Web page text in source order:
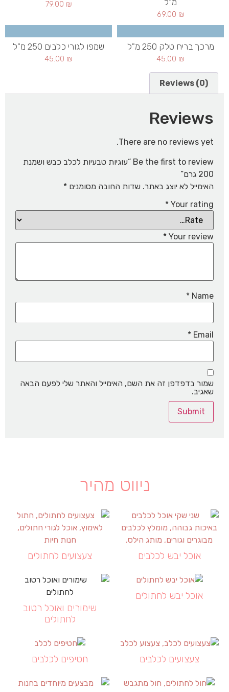
69.00 ₪
79.00 ₪
מרכך בריח טלק 250 מ"ל
45.00 ₪
שמפו לגורי כלבים 250 מ"ל
45.00 ₪
Reviews (0)
Reviews
There are no reviews yet.
Be the first to review “עוגיות טבעיות לכלב כבש ושמנת
200 גרם”
האימייל לא יוצג באתר. שדות החובה מסומנים *
Your rating
*
Your review
*
Name
*
Email
*
שמור בדפדפן זה את השם, האימייל והאתר שלי לפעם הבאה
שאגיב.
ניווט מהיר
אוכל יבש לכלבים צעצועים לחתולים
אוכל יבש לחתולים
שימורים ואוכל רטוב
לחתולים
צעצועים לכלבים חטיפים לכלבים